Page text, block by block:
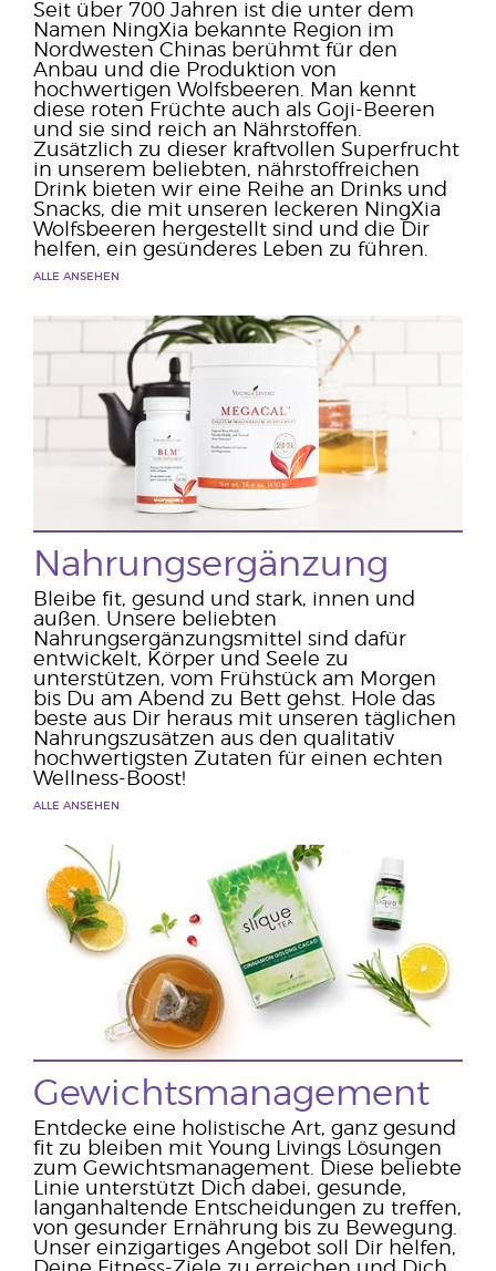
Seit über 700 Jahren ist die unter dem
Namen NingXia bekannte Region im
Nordwesten Chinas berühmt für den
Anbau und die Produktion von
hochwertigen Wolfsbeeren. Man kennt
diese roten Früchte auch als Goji-Beeren
und sie sind reich an Nährstoffen.
Zusätzlich zu dieser kraftvollen Superfrucht
in unserem beliebten, nährstoffreichen
Drink bieten wir eine Reihe an Drinks und
Snacks, die mit unseren leckeren NingXia
Wolfsbeeren hergestellt sind und die Dir
helfen, ein gesünderes Leben zu führen.
ALLE ANSEHEN
Nahrungsergänzung
Bleibe fit, gesund und stark, innen und
außen. Unsere beliebten
Nahrungsergänzungsmittel sind dafür
entwickelt, Körper und Seele zu
unterstützen, vom Frühstück am Morgen
bis Du am Abend zu Bett gehst. Hole das
beste aus Dir heraus mit unseren täglichen
Nahrungszusätzen aus den qualitativ
hochwertigsten Zutaten für einen echten
Wellness-Boost!
ALLE ANSEHEN
Gewichtsmanagement
Entdecke eine holistische Art, ganz gesund
fit zu bleiben mit Young Livings Lösungen
zum Gewichtsmanagement. Diese beliebte
Linie unterstützt Dich dabei, gesunde,
langanhaltende Entscheidungen zu treffen,
von gesunder Ernährung bis zu Bewegung.
Unser einzigartiges Angebot soll Dir helfen,